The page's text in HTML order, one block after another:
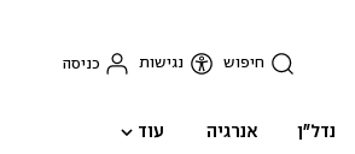
חיפוש נגישות כניסה
נדל"ן אנרגיה עוד